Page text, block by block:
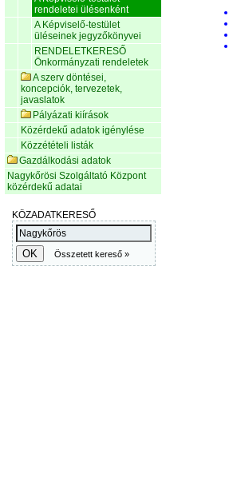
rendeletei ülésenként
A Képviselő-testület
üléseinek jegyzőkönyvei
RENDELETKERESŐ
Önkormányzati rendeletek
A szerv döntései,
koncepciók, tervezetek,
javaslatok
Pályázati kiírások
Közérdekű adatok igénylése
Közzétételi listák
Gazdálkodási adatok
Nagykőrösi Szolgáltató Központ
közérdekű adatai